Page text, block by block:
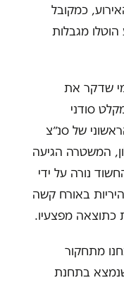
כמקובל
מגבלות
שדקר את
סודני
של סנ״צ
המשטרה הגיעה
נורה על ידי
באורח קשה
כתוצאה מפצעיו.
מתחקור
שנמצא בתחנת